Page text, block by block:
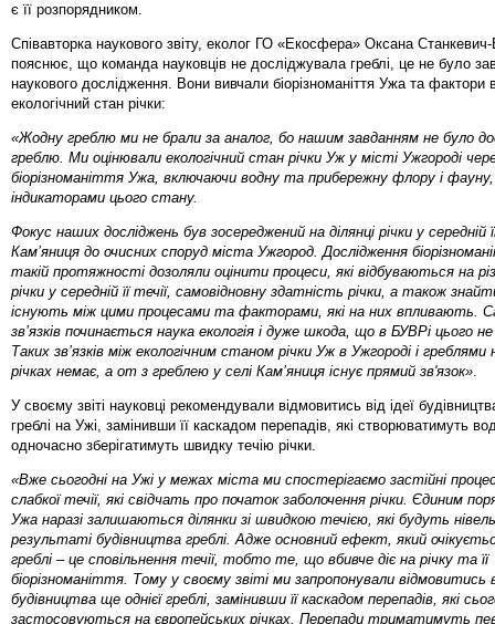
є її розпорядником.
Співавторка наукового звіту, еколог ГО «Екосфера» Оксана
пояснює, що команда науковців не досліджувала греблі, це не було
наукового дослідження. Вони вивчали біорізноманіття Ужа та фактори
екологічний стан річки:
«Жодну греблю ми не брали за аналог, бо нашим завданням не було
греблю. Ми оцінювали екологічний стан річки Уж у місті Ужгороді
біорізноманіття Ужа, включаючи водну та прибережну флору і фауну,
індикаторами цього стану.
Фокус наших досліджень був зосереджений на ділянці річки у середній
Кам’яниця до очисних споруд міста Ужгород. Дослідження
такій протяжності дозоляли оцінити процеси, які відбуваються на
річки у середній її течії, самовідновну здатність річки, а також
існують між цими процесами та факторами, які на них впливають.
зв’язків починається наука екологія і дуже шкода, що в БУВРі цього
Таких зв’язків між екологічним станом річки Уж в Ужгороді і греблями
річках немає, а от з греблею у селі Кам’яниця існує прямий зв'язок».
У своєму звіті науковці рекомендували відмовитись від ідеї
греблі на Ужі, замінивши її каскадом перепадів, які створюватимуть
одночасно зберігатимуть швидку течію річки.
«Вже сьогодні на Ужі у межах міста ми спостерігаємо застійні
слабкої течії, які свідчать про початок заболочення річки. Єдиним
Ужа наразі залишаються ділянки зі швидкою течією, які будуть
результаті будівництва греблі. Адже основний ефект, який
греблі – це сповільнення течії, тобто те, що вбивче діє на річку та її
біорізноманіття. Тому у своєму звіті ми запропонували відмовитись
будівництва ще однієї греблі, замінивши її каскадом перепадів, які
застосовуються на європейських річках. Перепади триматимуть